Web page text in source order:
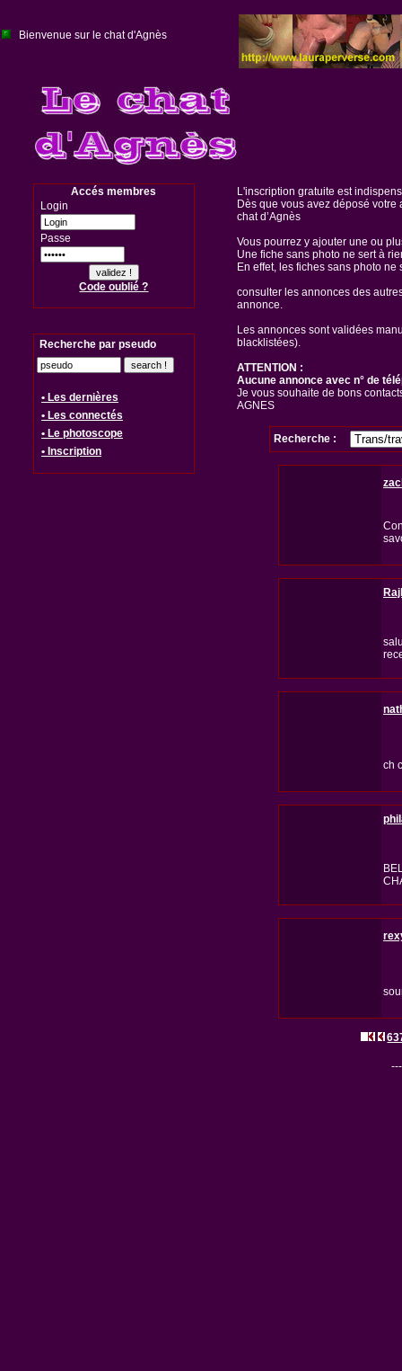
Bienvenue sur le chat d'Agnès
Accés membres
Login
Passe
Code oublié ?
Recherche par pseudo
• Les dernières
• Les connectés
• Le photoscope
• Inscription
L'inscription gratuite est
Dès que vous avez déposé
chat d’Agnès
Vous pourrez y ajouter une ou
Une fiche sans photo ne sert à
En effet, les fiches sans photo
consulter les annonces des
annonce.
Les annonces sont validées
blacklistées).
ATTENTION :
Aucune annonce avec n° de
Je vous souhaite de bons
AGNES
Recherche :
ch